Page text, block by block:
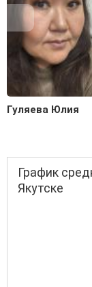
Гуляева Юлия
График
Якутске